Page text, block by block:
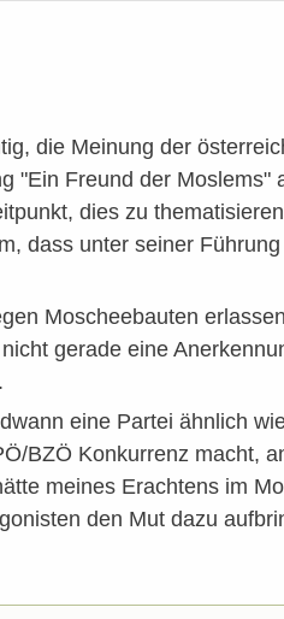
die Meinung der
"Ein Freund der Moslems"
dies zu
dass unter seiner
Moscheebauten
gerade eine
eine Partei ähnlich
BZÖ Konkurrenz macht,
meines Erachtens im
den Mut dazu